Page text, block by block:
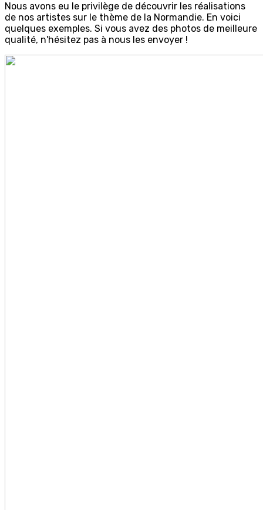
Nous avons eu le privilège de découvrir les réalisations
de nos artistes sur le thème de la Normandie. En voici
quelques exemples. Si vous avez des photos de meilleure
qualité, n'hésitez pas à nous les envoyer !